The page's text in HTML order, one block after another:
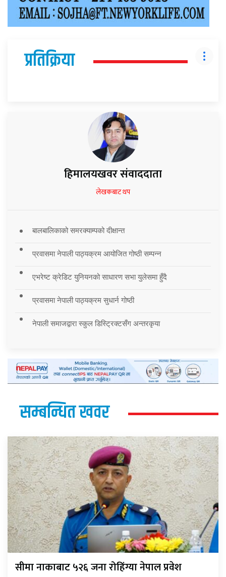
प्रतिक्रिया
हिमालयखवर संवाददाता
लेखकबाट थप
बालबालिकाको समरक्याम्पको दीक्षान्त
प्रवासमा नेपाली पाठ्यक्रम आयोजित गोष्ठी सम्पन्न
एभरेष्ट क्रेडिट युनियनको साधारण सभा युलेसमा हुँदै
प्रवासमा नेपाली पाठ्यक्रम सुधार्न गोष्ठी
नेपाली समाजद्वारा स्कुल डिस्ट्रिक्टसँग अन्तरकृया
सम्बन्धित खवर
सीमा नाकाबाट ५२६ जना रोहिंग्या नेपाल प्रवेश